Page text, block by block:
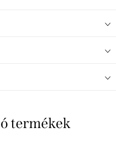
termékek